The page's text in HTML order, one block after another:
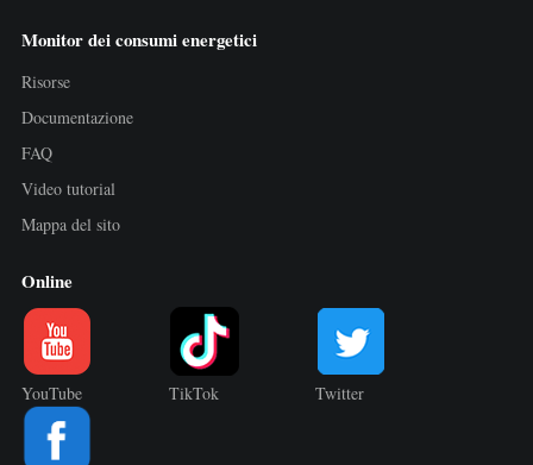
Monitor dei consumi energetici
Risorse
Documentazione
FAQ
Video tutorial
Mappa del sito
Online
YouTube TikTok Twitter